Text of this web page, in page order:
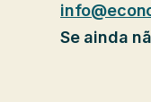
Se ainda